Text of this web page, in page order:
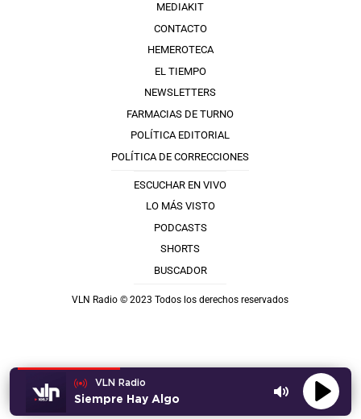
VLN Radio
Siempre Hay Algo
MEDIAKIT
CONTACTO
HEMEROTECA
EL TIEMPO
NEWSLETTERS
FARMACIAS DE TURNO
POLÍTICA EDITORIAL
POLÍTICA DE CORRECCIONES
ESCUCHAR EN VIVO
LO MÁS VISTO
PODCASTS
SHORTS
BUSCADOR
VLN Radio © 2023 Todos los derechos reservados